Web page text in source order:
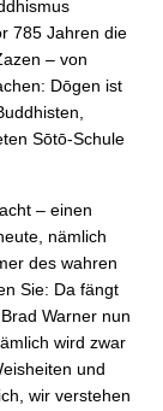
785 Jahren die
– von
Dōgen ist
Sōtō-Schule
– einen
nämlich
des wahren
Sie: Da fängt
Warner nun
wird zwar
und
wir verstehen